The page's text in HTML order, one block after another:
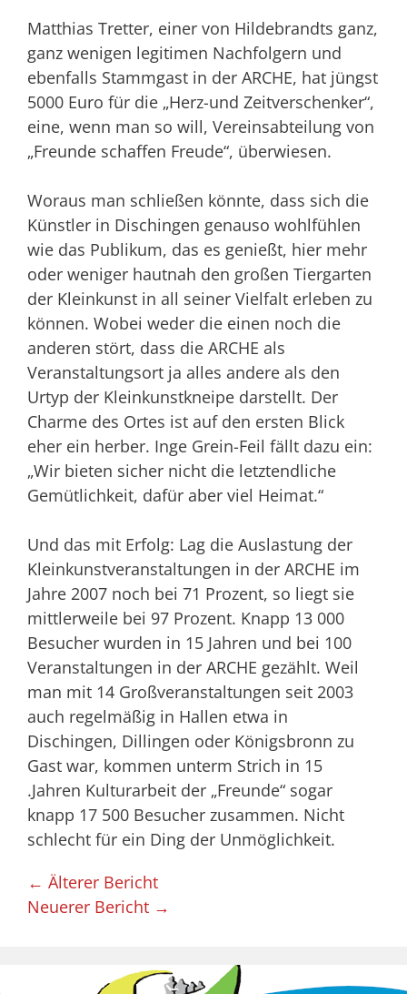
Matthias Tretter, einer von Hilde­brandts ganz,
ganz wenigen legitimen Nachfolgern und
ebenfalls Stammgast in der ARCHE, hat jüngst
5000 Euro für die „Herz-und Zeitverschenker“,
eine, wenn man so will, Vereinsabteilung von
„Freunde schaffen Freude“, überwiesen.
Woraus man schließen könnte, dass sich die
Künstler in Dischingen genauso wohlfühlen
wie das Publikum, das es genießt, hier mehr
oder weniger hautnah den großen Tiergarten
der Kleinkunst in all seiner Vielfalt erleben zu
können. Wobei weder die einen noch die
anderen stört, dass die ARCHE als
Veranstaltungsort ja alles andere als den
Urtyp der Kleinkunstkneipe darstellt. Der
Charme des Ortes ist auf den ersten Blick
eher ein herber. Inge Grein-Feil fällt dazu ein:
„Wir bieten sicher nicht die letztendliche
Gemütlichkeit, dafür aber viel Heimat.“
Und das mit Erfolg: Lag die Auslastung der
Kleinkunstveranstaltungen in der ARCHE im
Jahre 2007 noch bei 71 Prozent, so liegt sie
mittlerweile bei 97 Prozent. Knapp 13 000
Besucher wurden in 15 Jahren und bei 100
Veranstaltungen in der ARCHE gezählt. Weil
man mit 14 Groß­veranstaltungen seit 2003
auch regelmäßig in Hallen etwa in
Dischingen, Dillingen oder Kö­nigsbronn zu
Gast war, kommen unterm Strich in 15
.Jahren Kulturarbeit der „Freunde“ sogar
knapp 17 500 Besucher zusammen. Nicht
schlecht für ein Ding der Unmöglichkeit.
← Älterer Bericht
Neuerer Bericht →